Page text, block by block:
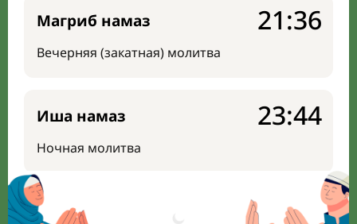
Магриб намаз
Вечерняя (закатная) молитва
21:36
Иша намаз
Ночная молитва
23:44